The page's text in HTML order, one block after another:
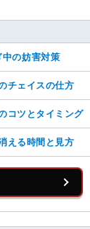
中の妨害対策
チェイスの仕方
コツとタイミング
える時間と見方